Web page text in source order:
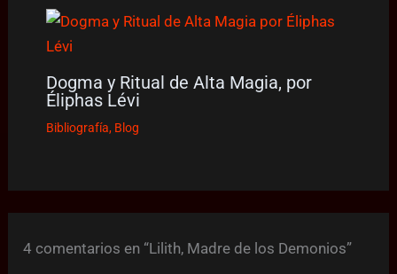
Dogma y Ritual de Alta Magia, por
Éliphas Lévi
Bibliografía, Blog
4 comentarios en “Lilith, Madre de los Demonios”